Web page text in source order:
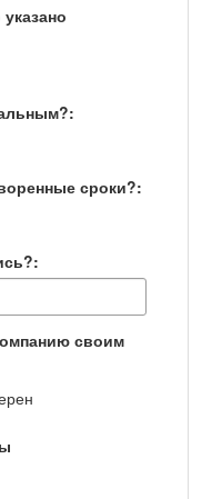
сроки?:
своим